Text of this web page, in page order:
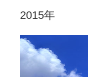
2015年